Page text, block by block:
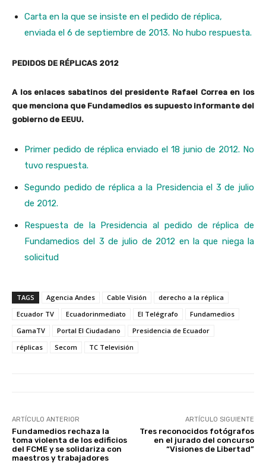
Carta en la que se insiste en el pedido de réplica,
enviada el 6 de septiembre de 2013. No hubo respuesta.
PEDIDOS DE RÉPLICAS 2012
A los enlaces sabatinos del presidente Rafael Correa en los
que menciona que Fundamedios es supuesto informante del
gobierno de EEUU.
Primer pedido de réplica enviado el 18 junio de 2012. No
tuvo respuesta.
Segundo pedido de réplica a la Presidencia el 3 de julio
de 2012.
Respuesta de la Presidencia al pedido de réplica de
Fundamedios del 3 de julio de 2012 en la que niega la
solicitud
TAGS Agencia Andes Cable Visión
derecho a la réplica
Ecuador TV
Ecuadorinmediato El Telégrafo
Fundamedios
GamaTV
Portal El Ciudadano
Presidencia de Ecuador
réplicas
Secom TC Televisión
ARTÍCULO ANTERIOR
Fundamedios rechaza la
toma violenta de los edificios
del FCME y se solidariza con
maestros y trabajadores
ARTÍCULO SIGUIENTE
Tres reconocidos fotógrafos
en el jurado del concurso
“Visiones de Libertad”